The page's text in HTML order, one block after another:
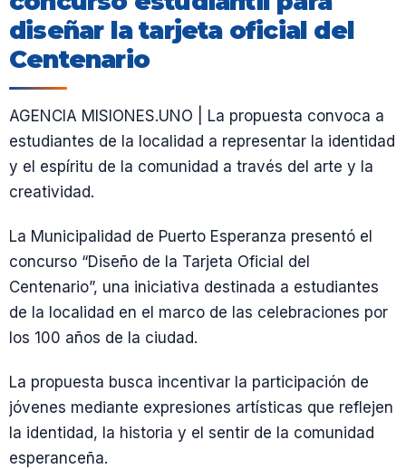
diseñar la tarjeta oficial del
Centenario
AGENCIA MISIONES.UNO | La propuesta convoca a
estudiantes de la localidad a representar la identidad
y el espíritu de la comunidad a través del arte y la
creatividad.
La Municipalidad de Puerto Esperanza presentó el
concurso “Diseño de la Tarjeta Oficial del
Centenario”, una iniciativa destinada a estudiantes
de la localidad en el marco de las celebraciones por
los 100 años de la ciudad.
La propuesta busca incentivar la participación de
jóvenes mediante expresiones artísticas que reflejen
la identidad, la historia y el sentir de la comunidad
esperanceña.